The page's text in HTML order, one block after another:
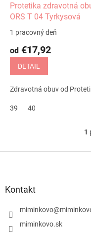
Protetika zdravotná
ORS T 04 Tyrkysová
1 pracovný deň
od €17,92
DETAIL
Zdravotná obuv od
39 40
1
Kontakt
miminkovo@
miminkovo.sk